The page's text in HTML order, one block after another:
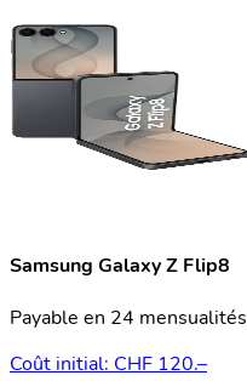
Samsung Galaxy Z Flip8
Payable en 24 mensualités
Coût initial: CHF 120.–